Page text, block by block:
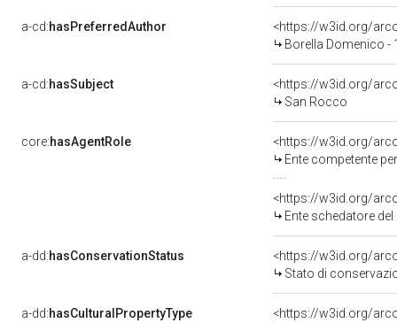
a-cd:hasPreferredAuthor
<https://w3id.org/
Borella Domenico -
a-cd:hasSubject
<https://w3id.org/
San Rocco
core:hasAgentRole
<https://w3id.org/
Ente competente per
<https://w3id.org/
Ente schedatore
a-dd:hasConservationStatus
<https://w3id.org/
Stato di
a-dd:hasCulturalPropertyType
<https://w3id.org/